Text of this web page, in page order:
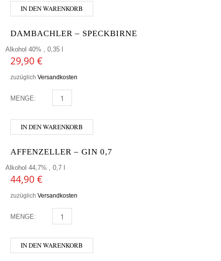
IN DEN WARENKORB
DAMBACHLER – SPECKBIRNE
Alkohol 40% , 0,35 l
29,90 €
zuzüglich Versandkosten
MENGE: DAMBACHLER - SPECKBIRNE MENGE
IN DEN WARENKORB
AFFENZELLER – GIN 0,7
Alkohol 44,7% , 0,7 l
44,90 €
zuzüglich Versandkosten
MENGE: AFFENZELLER - GIN 0,7 MENGE
IN DEN WARENKORB